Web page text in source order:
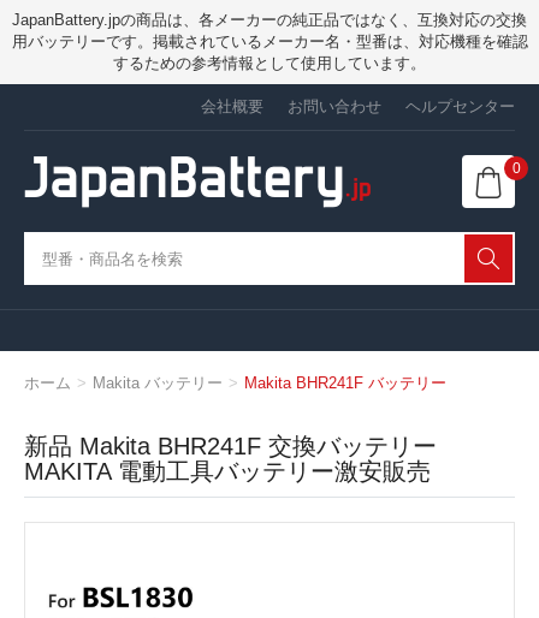
JapanBattery.jpの商品は、各メーカーの純正品ではなく、互換対応の交換
用バッテリーです。掲載されているメーカー名・型番は、対応機種を確認
するための参考情報として使用しています。
会社概要 お問い合わせ ヘルプセンター
0
ホーム Makita バッテリー Makita BHR241F バッテリー
新品 Makita BHR241F 交換バッテリー
MAKITA 電動工具バッテリー激安販売